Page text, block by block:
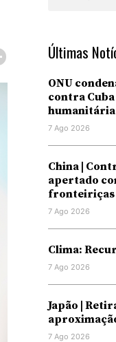
Últimas
ONU
contra
humanitária
7 Ago 2026
China |
apertado
fronteiriças
7 Ago 2026
Clima:
7 Ago 2026
Japão |
7 Ago 2026